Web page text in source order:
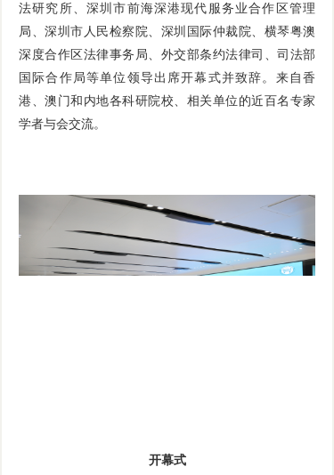
法研究所、深圳市前海深港现代服务业合作区管理
局、深圳市人民检察院、深圳国际仲裁院、横琴粤澳
深度合作区法律事务局、外交部条约法律司、司法部
国际合作局等单位领导出席开幕式并致辞。来自香
港、澳门和内地各科研院校、相关单位的近百名专家
学者与会交流。
开幕式